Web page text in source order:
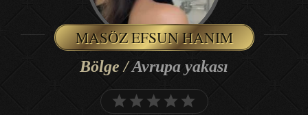
MASÖZ EFSUN HANIM
Bölge /Avrupa yakası